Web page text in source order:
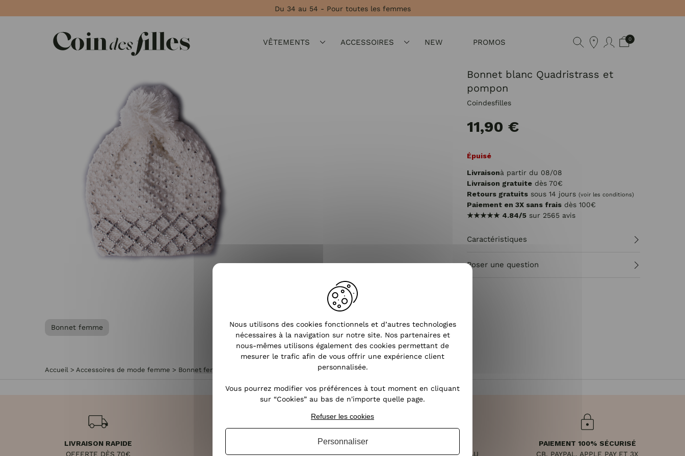
Du 34 au 54 - Pour toutes les femmes
VÊTEMENTS ACCESSOIRES NEW PROMOS 0
Bonnet blanc Quadristrass et
pompon
Coindesfilles
11,90 €
Épuisé
Livraisonà partir du 08/08
Livraison gratuite dès 70€
Retours gratuits sous 14 jours (voir les conditions)
Paiement en 3X sans frais dès 100€
★★★★★ 4.84/5 sur 2565 avis
Caractéristiques
Poser une question
Bonnet femme
Accueil > Accessoires de mode femme > Bonnet femme Bonnet blanc Quadristrass et pompon
LIVRAISON RAPIDE
OFFERTE DÈS 70€
À VOTRE ÉCOUTE DU LUNDI AU
PAIEMENT 100% SÉCURISÉ
CB, PAYPAL, APPLE PAY ET 3X
Nous utilisons des cookies fonctionnels et d’autres technologies
nécessaires à la navigation sur notre site. Nos partenaires et
nous-mêmes utilisons également des cookies permettant de
mesurer le trafic afin de vous offrir une expérience client
personnalisée.
Vous pourrez modifier vos préférences à tout moment en cliquant
sur “Cookies” au bas de n'importe quelle page.
Refuser les cookies
Personnaliser